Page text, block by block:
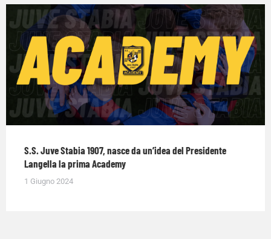
S.S. Juve Stabia 1907, nasce da un’idea del Presidente
Langella la prima Academy
1 Giugno 2024